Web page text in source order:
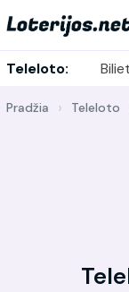
Teleloto:
Pradžia Teleloto